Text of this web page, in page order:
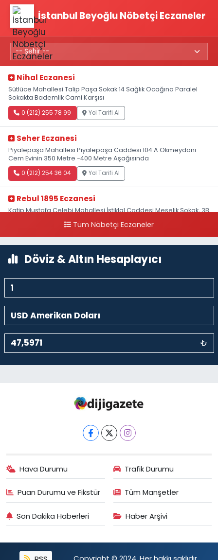
İstanbul Beyoğlu Nöbetçi Eczaneler
Nihal Eczanesi
Sütlüce Mahallesi Talip Paşa Sokak 14 Sağlık Ocağına Paralel
Sokakta Bademlik Cami Karşısı
0 (212) 255 78 99 Yol Tarifi Al
Seher Eczanesi
Piyalepaşa Mahallesi Piyalepaşa Caddesi 104 A Okmeydanı
Cem Evinin 350 Metre -400 Metre Aşağısında
0 (212) 254 36 04 Yol Tarifi Al
Rebul 1895 Eczanesi
Katip Mustafa Çelebi Mahallesi İstiklal Caddesi Meşelik Sokak, 3B
Tüm Nöbetçi Eczaneler
Döviz & Altın Hesaplayıcı
₺
Hava Durumu Trafik Durumu
Puan Durumu ve Fikstür Tüm Manşetler
Son Dakika Haberleri Haber Arşivi